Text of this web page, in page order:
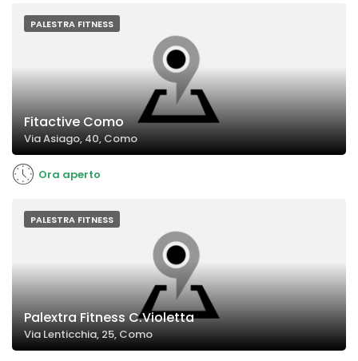
PALESTRA FITNESS
Fitactive Como
Via Asiago, 40, Como
Ora aperto
PALESTRA FITNESS
Palextra Fitness C.Violetta
Via Lenticchia, 25, Como